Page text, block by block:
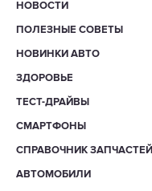
НОВОСТИ
ПОЛЕЗНЫЕ СОВЕТЫ
НОВИНКИ АВТО
ЗДОРОВЬЕ
ТЕСТ-ДРАЙВЫ
СМАРТФОНЫ
СПРАВОЧНИК ЗАПЧАСТЕЙ
АВТОМОБИЛИ